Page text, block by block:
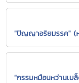
"ปัญญาอริยมรรค" (
"กรรมหมือนหว่านเ